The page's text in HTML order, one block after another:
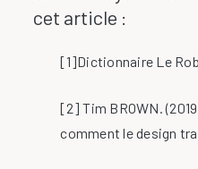
cet article :
[1]Dictionnaire Le
[2] Tim BROWN.
comment le design